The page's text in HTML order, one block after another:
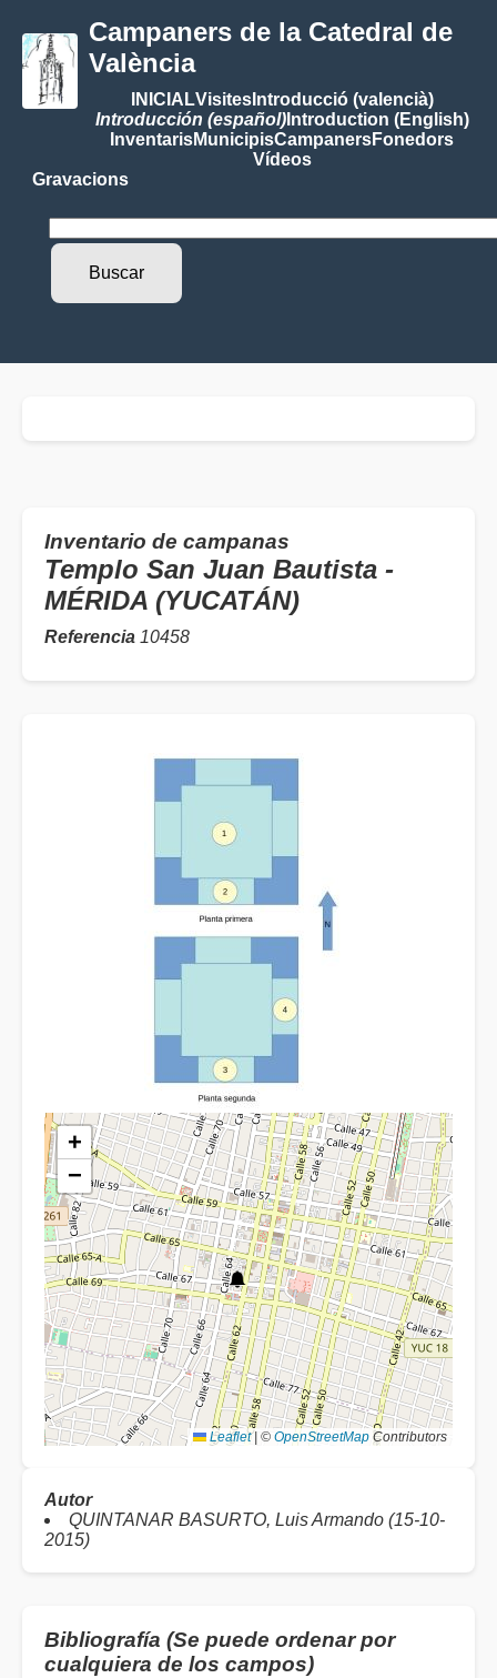
Campaners de la Catedral de
València
INICIALVisitesIntroducció (valencià)
Introducción (español)Introduction (English)
InventarisMunicipisCampanersFonedors
Vídeos
Gravacions
Inventario de campanas
Templo San Juan Bautista -
MÉRIDA (YUCATÁN)
Referencia 10458
+
−
Leaflet © OpenStreetMap Contributors
Autor
QUINTANAR BASURTO, Luis Armando (15-10-
2015)
Bibliografía (Se puede ordenar por
cualquiera de los campos)